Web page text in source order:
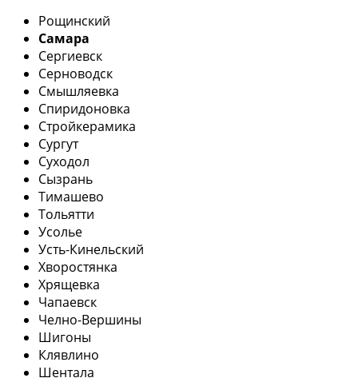
Рощинский
Самара
Сергиевск
Серноводск
Смышляевка
Спиридоновка
Стройкерамика
Сургут
Суходол
Сызрань
Тимашево
Тольятти
Усолье
Усть-Кинельский
Хворостянка
Хрящевка
Чапаевск
Челно-Вершины
Шигоны
Клявлино
Шентала